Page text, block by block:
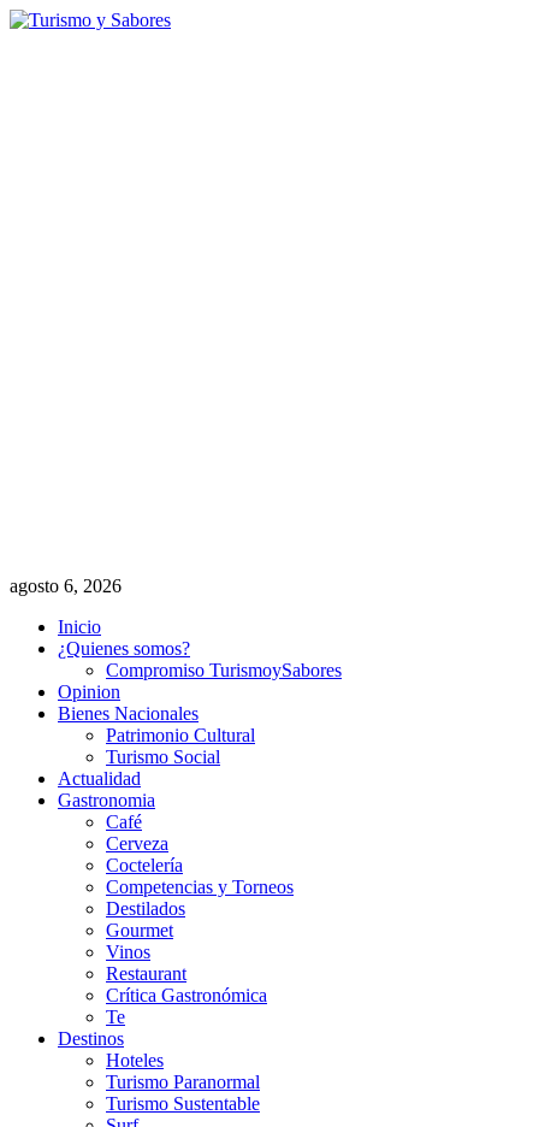
agosto 6, 2026
Inicio
¿Quienes somos?
Compromiso TurismoySabores
Opinion
Bienes Nacionales
Patrimonio Cultural
Turismo Social
Actualidad
Gastronomia
Café
Cerveza
Coctelería
Competencias y Torneos
Destilados
Gourmet
Vinos
Restaurant
Crítica Gastronómica
Te
Destinos
Hoteles
Turismo Paranormal
Turismo Sustentable